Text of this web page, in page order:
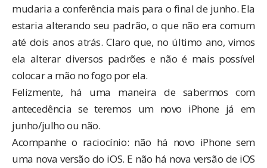
mudaria a conferência mais para o final de junho. Ela
estaria alterando seu padrão, o que não era comum
até dois anos atrás. Claro que, no último ano, vimos
ela alterar diversos padrões e não é mais possível
colocar a mão no fogo por ela.
Felizmente, há uma maneira de sabermos com
antecedência se teremos um novo iPhone já em
junho/julho ou não.
Acompanhe o raciocínio: não há novo iPhone sem
uma nova versão do iOS. E não há nova versão de iOS